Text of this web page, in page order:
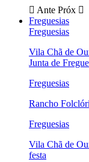
Ante Próx
Freguesias
Freguesias
Vila Chã de
Junta de
Freguesias
Rancho
Freguesias
Vila Chã de
festa